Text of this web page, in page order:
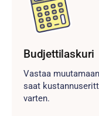
Budjettilaskuri
Vastaa
saat
varten.